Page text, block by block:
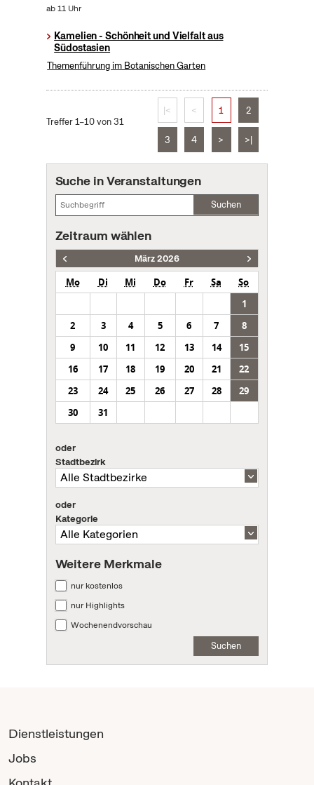
ab 11 Uhr
Kamelien - Schönheit und Vielfalt aus
Südostasien
Themenführung im Botanischen Garten
Treffer 1–10 von 31
|< < 1 2
3 4 > >|
Suche in Veranstaltungen
Suchen
Zeitraum wählen
März 2026
Mo Di Mi Do Fr Sa
So
1
2
3 4 5 6 7
8
9
10 11 12 13 14
15
16
17 18 19 20 21
22
23
24 25 26 27 28
29
30
31
oder
Stadtbezirk
oder
Kategorie
Weitere Merkmale
nur kostenlos
nur Highlights
Wochenendvorschau
Suchen
Dienstleistungen
Jobs